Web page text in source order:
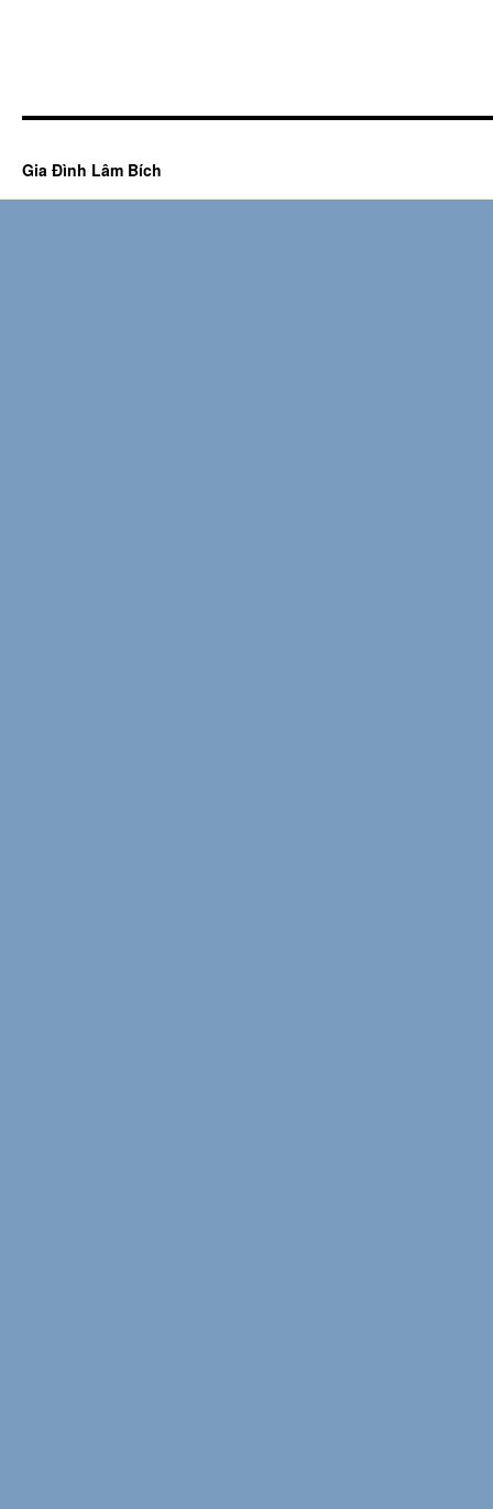
Gia Đình Lâm Bích